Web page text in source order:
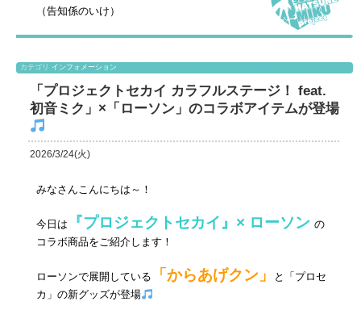
（告知係のいけ）
カテゴリ インフォメーション
「プロジェクトセカイ カラフルステージ！ feat.
初音ミク」×「ローソン」のコラボアイテムが登場
2026/3/24(火)
みなさんこんにちは～！
今日は 『プロジェクトセカイ』× ローソン の
コラボ商品をご紹介します！
ローソンで展開している 「からあげクン」
と「プロセ
カ」の新グッズが登場